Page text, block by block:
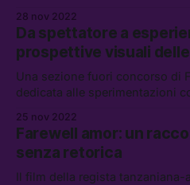
28 nov 2022
Da spettatore a
prospettive visuali
Una sezione fuori concorso di
dedicata alle sperimentazioni
Barbara Grespi del progetto di
25 nov 2022
Farewell amor: un
senza retorica
Il film della regista tanzaniana-